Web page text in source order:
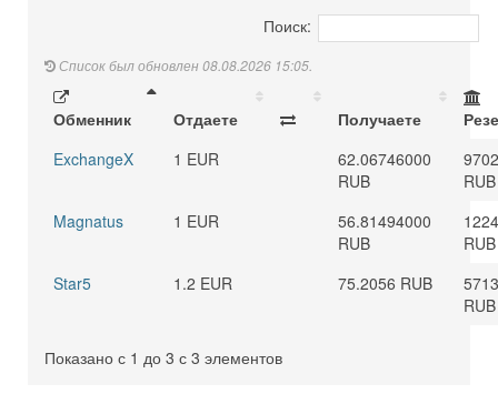
Поиск:
Список был обновлен 08.08.2026 15:05.
Обменник Отдаете Получаете
ExchangeX
1 EUR
62.06746000
RUB
RUB
Magnatus
1 EUR
56.81494000
RUB
RUB
Star5
1.2 EUR 75.2056 RUB
RUB
Показано с 1 до 3 с 3 элементов